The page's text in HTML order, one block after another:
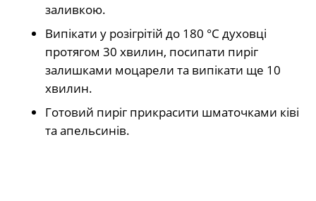
заливкою.
Випікати у розігрітій до 180 °C духовці
протягом 30 хвилин, посипати пиріг
залишками моцарели та випікати ще 10
хвилин.
Готовий пиріг прикрасити шматочками ківі
та апельсинів.